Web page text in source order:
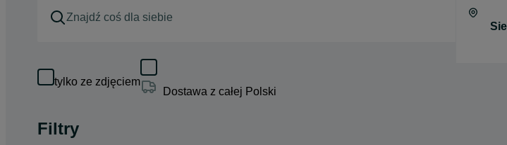
tylko ze zdjęciem
Dostawa z całej Polski
Filtry